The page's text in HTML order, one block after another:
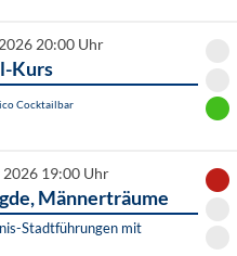
20:00 Uhr
Kurs
Cocktailbar
19:00 Uhr
Männerträume
Stadtführungen mit